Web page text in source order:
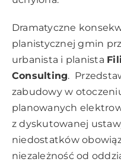
Dramatyczne
planistycznej gmin
urbanista i planista
Consulting.
zabudowy w
planowanych
z dyskutowanej
niedostatków
niezależność od